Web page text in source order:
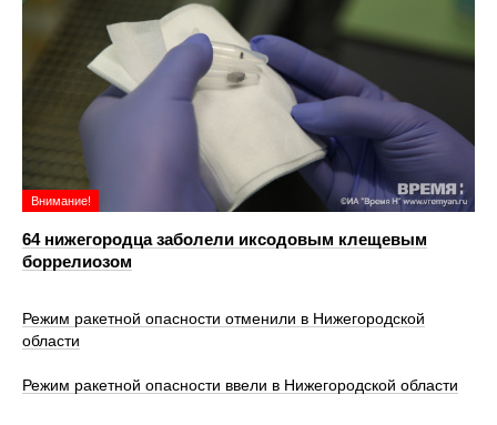
Внимание!
64 нижегородца заболели иксодовым клещевым
боррелиозом
Режим ракетной опасности отменили в Нижегородской
области
Режим ракетной опасности ввели в Нижегородской области